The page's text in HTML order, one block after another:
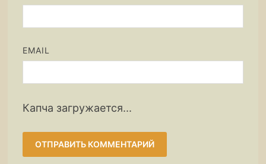
EMAIL
Капча загружается...